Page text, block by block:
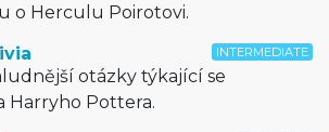
o Herculu Poirotovi.
INTERMEDIATE
otázky týkající se
Harryho Pottera.